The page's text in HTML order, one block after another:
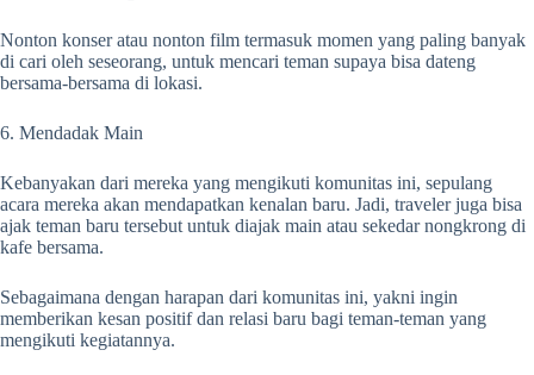
Nonton konser atau nonton film termasuk momen yang paling banyak
di cari oleh seseorang, untuk mencari teman supaya bisa dateng
bersama-bersama di lokasi.
6. Mendadak Main
Kebanyakan dari mereka yang mengikuti komunitas ini, sepulang
acara mereka akan mendapatkan kenalan baru. Jadi, traveler juga bisa
ajak teman baru tersebut untuk diajak main atau sekedar nongkrong di
kafe bersama.
Sebagaimana dengan harapan dari komunitas ini, yakni ingin
memberikan kesan positif dan relasi baru bagi teman-teman yang
mengikuti kegiatannya.